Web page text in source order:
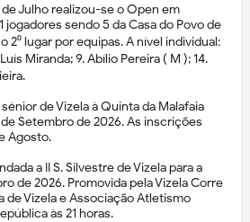
de Julho realizou-se o Open em
jogadores sendo 5 da Casa do Povo de
2⁰ lugar por equipas. A nível individual:
Miranda; 9. Abílio Pereira ( M ); 14.
de Vizela à Quinta da Malafaia
Setembro de 2026. As inscrições
Agosto.
a II S. Silvestre de Vizela para a
de 2026. Promovida pela Vizela Corre
de Vizela e Associação Atletismo
às 21 horas.